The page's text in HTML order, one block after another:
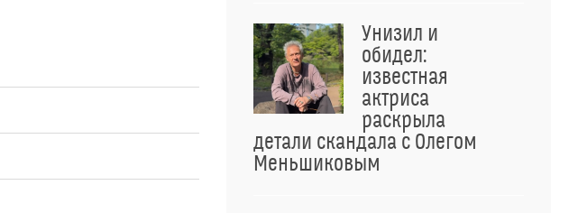
Унизил и
обидел:
известная
актриса
раскрыла
детали скандала с Олегом
Меньшиковым